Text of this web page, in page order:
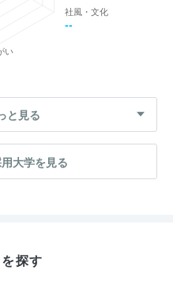
社風・文化
--
い
と見る
大学を見る
探す